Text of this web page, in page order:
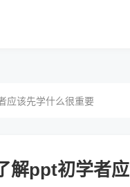
应该先学什么很重要
解ppt初学者